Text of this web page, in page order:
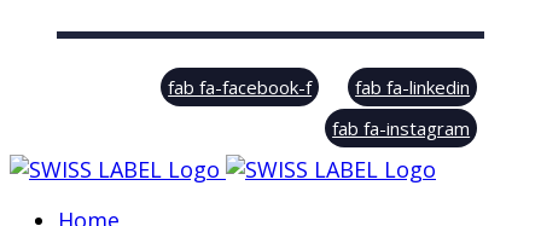
© Swiss Label, All rights reserved
fab fa-facebook-f
fab fa-linkedin
fab fa-instagram
Home